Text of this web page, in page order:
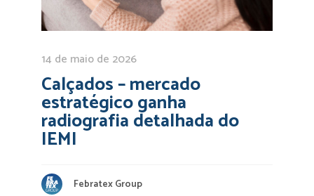
14 de maio de 2026
Calçados – mercado
estratégico ganha
radiografia detalhada do
IEMI
Febratex Group